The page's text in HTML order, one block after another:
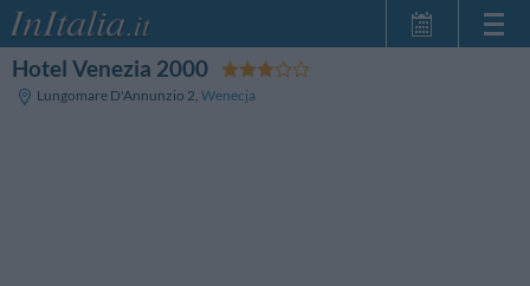
Hotel Venezia 2000
Lungomare D'Annunzio 2, Wenecja